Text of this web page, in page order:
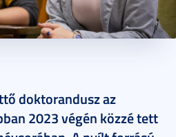
doktorandusz az
2023 végén közzé tett